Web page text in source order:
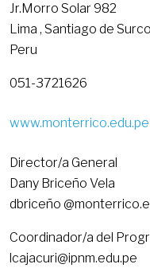
Jr.Morro Solar 982
Lima , Santiago de
Peru
051-3721626
www.monterrico.edu.pe
Director/a General
Dany Briceño Vela
dbriceño
Coordinador/a del
lcajacuri@ipnm.edu.pe